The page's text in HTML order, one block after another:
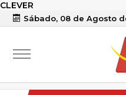
CLEVER
Sábado, 08 de Agosto